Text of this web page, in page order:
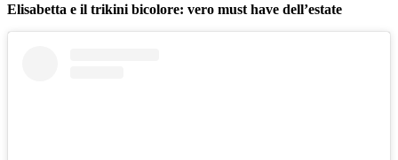
Elisabetta e il trikini bicolore: vero must have dell’estate